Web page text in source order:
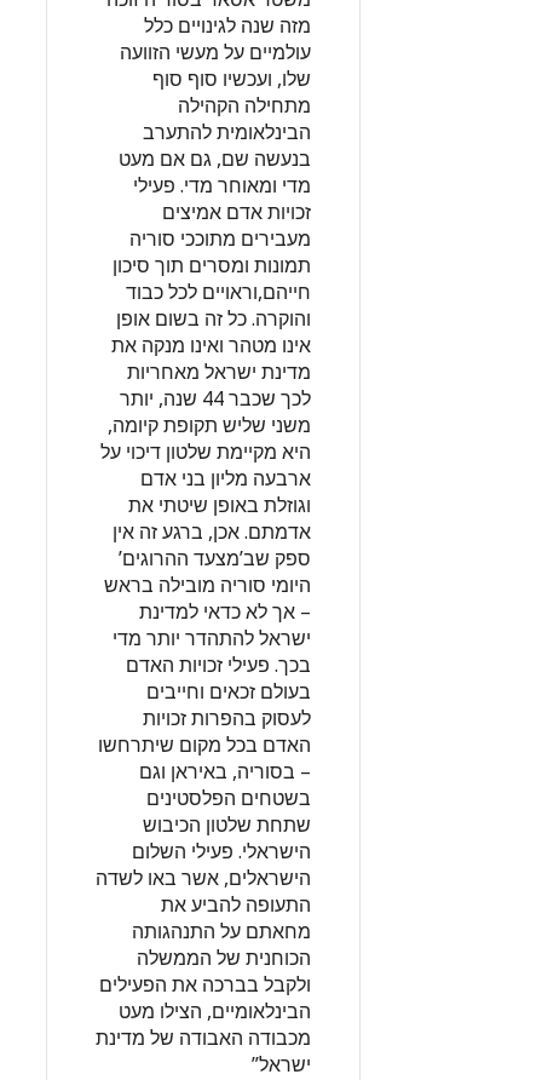
מזה שנה לגינויים כלל
עולמיים על מעשי הזוועה
שלו, ועכשיו סוף סוף
מתחילה הקהילה
הבינלאומית להתערב
בנעשה שם, גם אם מעט
מדי ומאוחר מדי. פעילי
זכויות אדם אמיצים
מעבירים מתוככי סוריה
תמונות ומסרים תוך סיכון
חייהם,וראויים לכל כבוד
והוקרה. כל זה בשום אופן
אינו מטהר ואינו מנקה את
מדינת ישראל מאחריות
לכך שכבר 44 שנה, יותר
משני שליש תקופת קיומה,
היא מקיימת שלטון דיכוי על
ארבעה מליון בני אדם
וגוזלת באופן שיטתי את
אדמתם. אכן, ברגע זה אין
ספק שב’מצעד ההרוגים’
היומי סוריה מובילה בראש
– אך לא כדאי למדינת
ישראל להתהדר יותר מדי
בכך. פעילי זכויות האדם
בעולם זכאים וחייבים
לעסוק בהפרות זכויות
האדם בכל מקום שיתרחשו
– בסוריה, באיראן וגם
בשטחים הפלסטינים
שתחת שלטון הכיבוש
הישראלי. פעילי השלום
הישראלים, אשר באו לשדה
התעופה להביע את
מחאתם על התנהגותה
הכוחנית של הממשלה
ולקבל בברכה את הפעילים
הבינלאומיים, הצילו מעט
מכבודה האבודה של מדינת
ישראל”